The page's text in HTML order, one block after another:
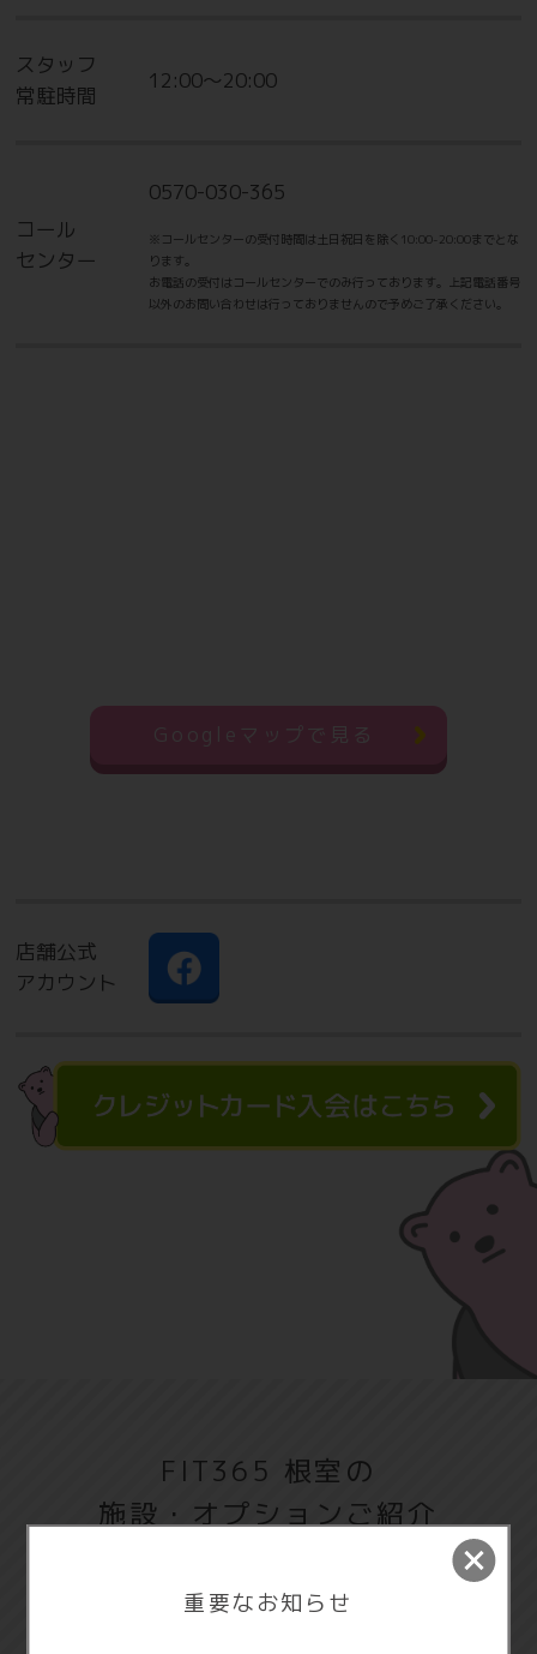
スタッフ
常駐時間
12:00～20:00
コール
センター
0570-030-365
※コールセンターの受付時間は土日祝日を除く10:00-20:00までとな
ります。
お電話の受付はコールセンターでのみ行っております。上記電話番号
以外のお問い合わせは行っておりませんので予めご了承ください。
Googleマップで見る
店舗公式
アカウント
FIT365 根室の
施設・オプションご紹介
重要なお知らせ